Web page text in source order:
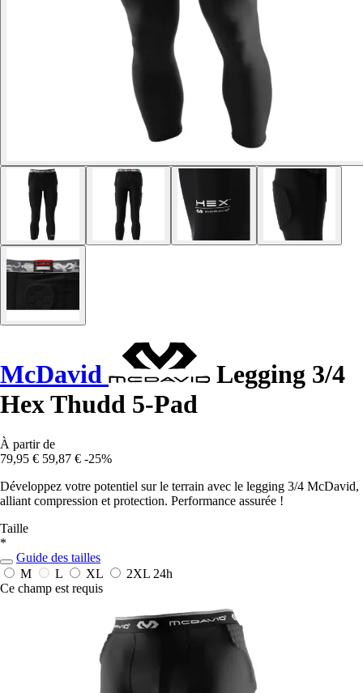
McDavid
Legging 3/4
Hex Thudd 5-Pad
À partir de
79,95 € 59,87 € -25%
Développez votre potentiel sur le terrain avec le legging 3/4 McDavid,
alliant compression et protection. Performance assurée !
Taille
*
Guide des tailles
M
L XL 2XL 24h
Ce champ est requis